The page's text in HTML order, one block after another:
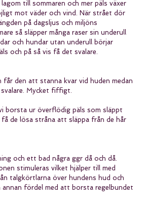
till sommaren och mer päls växer
mot väder och vind. När strået dör
på dagsljus och miljöns
så släpper många raser sin underull
och hundar utan underull börjar
och på så vis få det svalare.
den att stanna kvar vid huden medan
Mycket fiffigt.
borsta ur överflödig päls som släppt
de lösa stråna att släppa från de hår
och ett bad några ggr då och då.
stimuleras vilket hjälper till med
talgkörtlarna över hundens hud och
fördel med att borsta regelbundet